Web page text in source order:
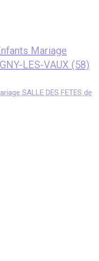
Mariage
LES-VAUX (58)
SALLE DES FETES de